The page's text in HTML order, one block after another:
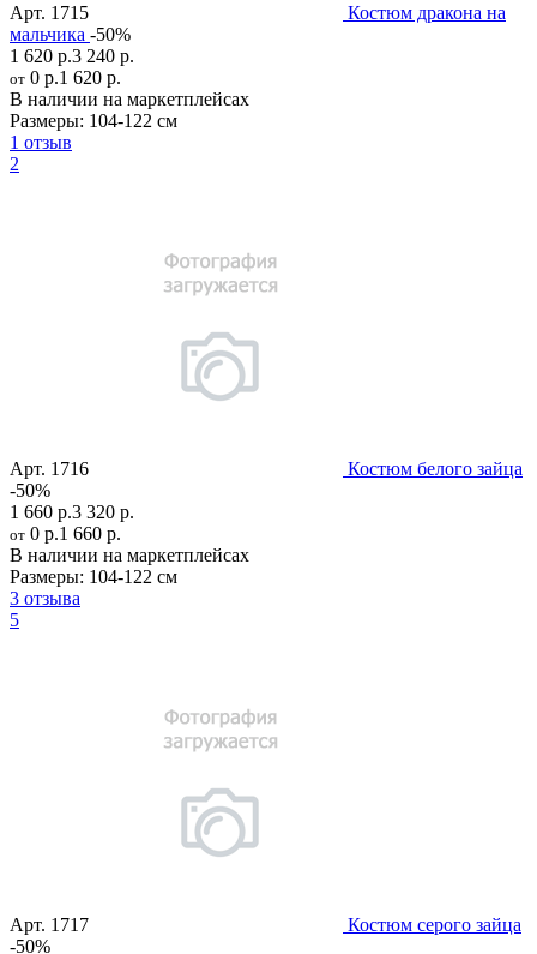
Арт. 1715
Костюм дракона на
мальчика -50%
1 620 р.3 240 р.
от 0 р.1 620 р.
В наличии на маркетплейсах
Размеры: 104-122 см
1 отзыв
2
Арт. 1716
Костюм белого зайца
-50%
1 660 р.3 320 р.
от 0 р.1 660 р.
В наличии на маркетплейсах
Размеры: 104-122 см
3 отзыва
5
Арт. 1717
Костюм серого зайца
-50%